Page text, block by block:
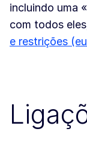
incluindo uma
com todos
e restrições